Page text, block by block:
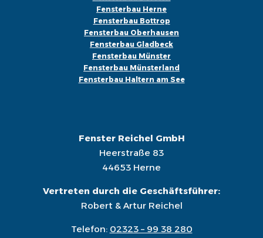
Fensterbau Herne
Fensterbau Bottrop
Fensterbau Oberhausen
Fensterbau Gladbeck
Fensterbau Münster
Fensterbau Münsterland
Fensterbau Haltern am See
Fenster Reichel GmbH
Heerstraße 83
44653 Herne
Vertreten durch die Geschäftsführer:
Robert & Artur Reichel
Telefon: 02323 – 99 38 280